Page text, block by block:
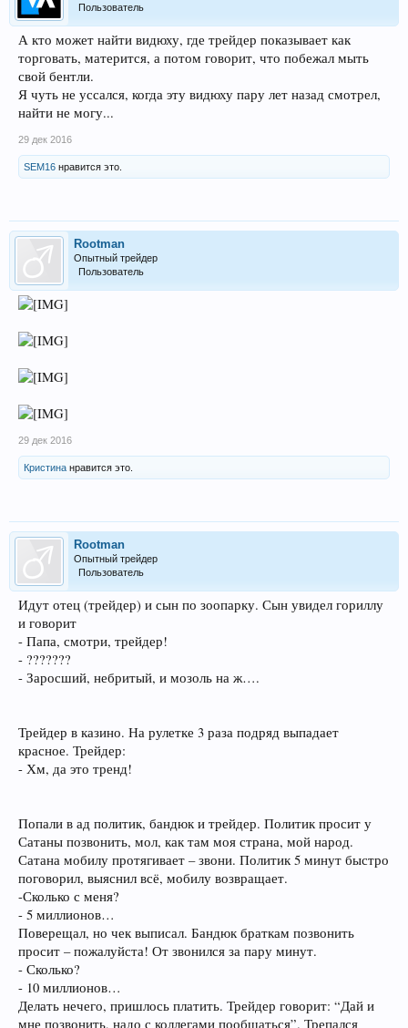
Пользователь
А кто может найти видюху, где трейдер показывает как
торговать, матерится, а потом говорит, что побежал мыть
свой бентли.
Я чуть не уссался, когда эту видюху пару лет назад смотрел,
найти не могу...
29 дек 2016
SEM16 нравится это.
Rootman
Опытный трейдер
Пользователь
29 дек 2016
Кристина нравится это.
Rootman
Опытный трейдер
Пользователь
Идут отец (трейдер) и сын по зоопарку. Сын увидел гориллу
и говорит
- Папа, смотри, трейдер!
- ???????
- Заросший, небритый, и мозоль на ж….
Трейдер в казино. На рулетке 3 раза подряд выпадает
красное. Трейдер:
- Хм, да это тренд!
Попали в ад политик, бандюк и трейдер. Политик просит у
Сатаны позвонить, мол, как там моя страна, мой народ.
Сатана мобилу протягивает – звони. Политик 5 минут быстро
поговорил, выяснил всё, мобилу возвращает.
-Сколько с меня?
- 5 миллионов…
Поверещал, но чек выписал. Бандюк браткам позвонить
просит – пожалуйста! От звонился за пару минут.
- Сколько?
- 10 миллионов…
Делать нечего, пришлось платить. Трейдер говорит: “Дай и
мне позвонить, надо с коллегами пообщаться”. Трепался